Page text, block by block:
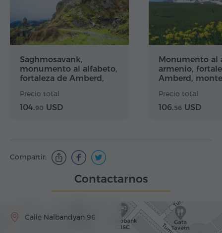
Saghmosavank,
monumento al alfabeto,
fortaleza de Amberd,
Precio total
104.90 USD
Monumento al
armenio,
Amberd,
Precio total
106.56 USD
Compartir:
Contactarnos
Calle Nalbandyan 96